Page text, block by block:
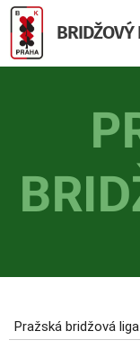
BRIDŽOVÝ